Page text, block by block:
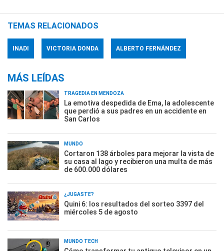
TEMAS RELACIONADOS
INADI VICTORIA DONDA ALBERTO FERNÁNDEZ
MÁS LEÍDAS
TRAGEDIA EN MENDOZA
La emotiva despedida de Ema, la adolescente
que perdió a sus padres en un accidente en
San Carlos
MUNDO
Cortaron 138 árboles para mejorar la vista de
su casa al lago y recibieron una multa de más
de 600.000 dólares
¿JUGASTE?
Quini 6: los resultados del sorteo 3397 del
miércoles 5 de agosto
MUNDO TECH